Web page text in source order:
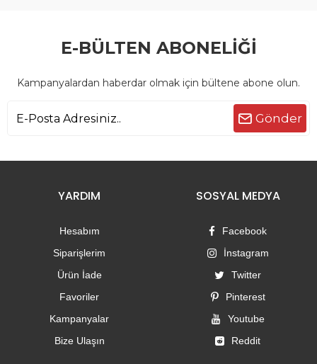
E-BÜLTEN ABONELİĞİ
Kampanyalardan haberdar olmak için bültene abone olun.
Gönder
YARDIM
Hesabım
Siparişlerim
Ürün İade
Favoriler
Kampanyalar
Bize Ulaşın
SOSYAL MEDYA
Facebook
İnstagram
Twitter
Pinterest
Youtube
Reddit